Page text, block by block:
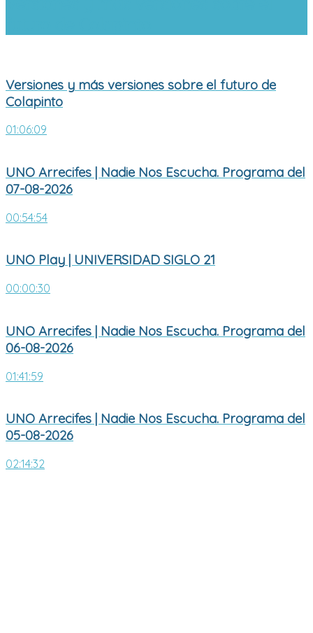
Versiones y más versiones sobre el futuro de
Colapinto
01:06:09
UNO Arrecifes | Nadie Nos Escucha. Programa del
07-08-2026
00:54:54
UNO Play | UNIVERSIDAD SIGLO 21
00:00:30
UNO Arrecifes | Nadie Nos Escucha. Programa del
06-08-2026
01:41:59
UNO Arrecifes | Nadie Nos Escucha. Programa del
05-08-2026
02:14:32